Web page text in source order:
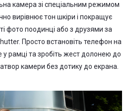
камера зі спеціальним режимом
вирівнює тон шкіри і покращує
фото поодинці або з друзями за
Просто встановіть телефон на
у рамці та зробіть жест долонею до
камери без дотику до екрана.